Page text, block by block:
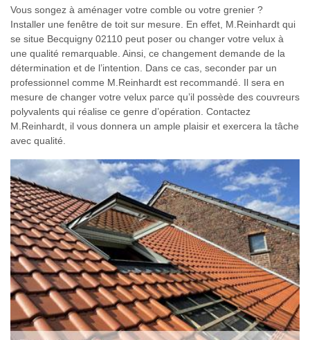
Vous songez à aménager votre comble ou votre grenier ?
Installer une fenêtre de toit sur mesure. En effet, M.Reinhardt qui
se situe Becquigny 02110 peut poser ou changer votre velux à
une qualité remarquable. Ainsi, ce changement demande de la
détermination et de l’intention. Dans ce cas, seconder par un
professionnel comme M.Reinhardt est recommandé. Il sera en
mesure de changer votre velux parce qu’il possède des couvreurs
polyvalents qui réalise ce genre d’opération. Contactez
M.Reinhardt, il vous donnera un ample plaisir et exercera la tâche
avec qualité.